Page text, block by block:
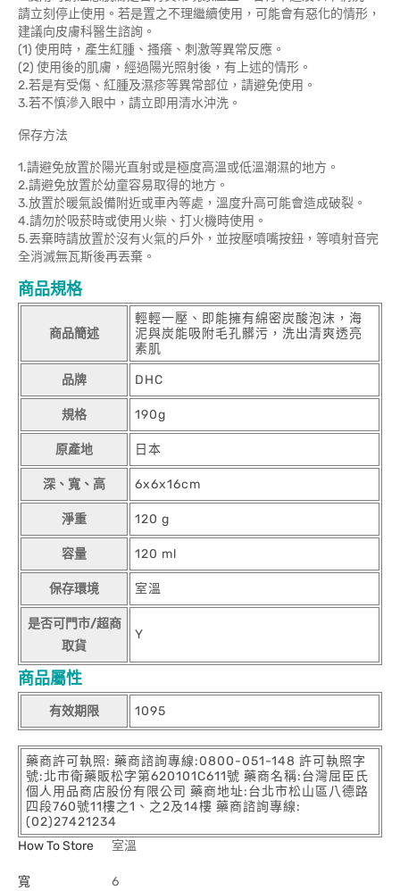
請立刻停止使用。若是置之不理繼續使用，可能會有惡化的情形，
建議向皮膚科醫生諮詢。
(1) 使用時，產生紅腫、搔癢、刺激等異常反應。
(2) 使用後的肌膚，經過陽光照射後，有上述的情形。
2.若是有受傷、紅腫及濕疹等異常部位，請避免使用。
3.若不慎滲入眼中，請立即用清水沖洗。
保存方法
1.請避免放置於陽光直射或是極度高溫或低溫潮濕的地方。
2.請避免放置於幼童容易取得的地方。
3.放置於暖氣設備附近或車內等處，溫度升高可能會造成破裂。
4.請勿於吸菸時或使用火柴、打火機時使用。
5.丟棄時請放置於沒有火氣的戶外，並按壓噴嘴按鈕，等噴射音完
全消滅無瓦斯後再丟棄。
商品規格
商品簡述
輕輕一壓、即能擁有綿密炭酸泡沫，海
泥與炭能吸附毛孔髒污，洗出清爽透亮
素肌
品牌 DHC
規格 190g
原產地 日本
深、寬、高 6x6x16cm
淨重 120 g
容量 120 ml
保存環境 室溫
是否可門市/超商
取貨
Y
商品屬性
有效期限 1095
藥商許可執照: 藥商諮詢專線:0800-051-148 許可執照字
號:北市衛藥販松字第620101C611號 藥商名稱:台灣屈臣氏
個人用品商店股份有限公司 藥商地址:台北市松山區八德路
四段760號11樓之1、之2及14樓 藥商諮詢專線:
(02)27421234
How To Store
室溫
寬 6